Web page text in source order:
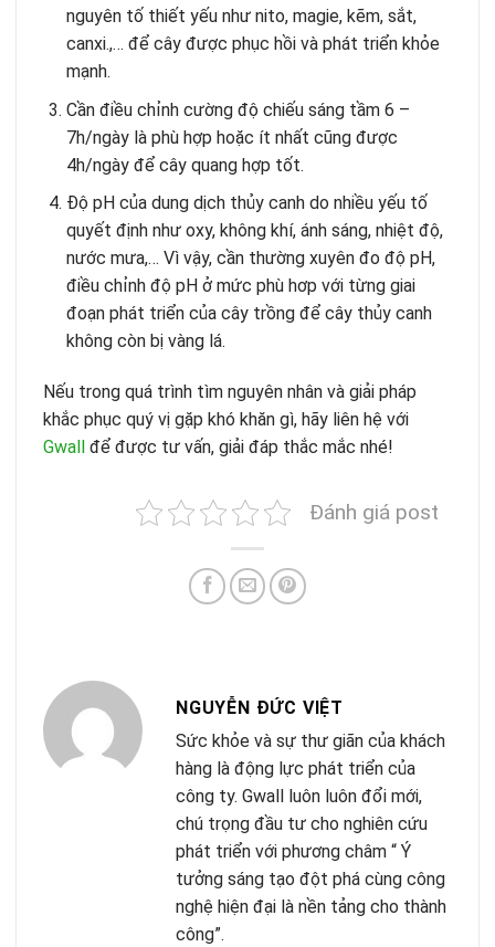
nguyên tố thiết yếu như nito, magie, kẽm, sắt,
canxi.,… để cây được phục hồi và phát triển khỏe
mạnh.
Cần điều chỉnh cường độ chiếu sáng tầm 6 –
7h/ngày là phù hợp hoặc ít nhất cũng được
4h/ngày để cây quang hợp tốt.
Độ pH của dung dịch thủy canh do nhiều yếu tố
quyết định như oxy, không khí, ánh sáng, nhiệt độ,
nước mưa,… Vì vậy, cần thường xuyên đo độ pH,
điều chỉnh độ pH ở mức phù hơp với từng giai
đoạn phát triển của cây trồng để cây thủy canh
không còn bị vàng lá.
Nếu trong quá trình tìm nguyên nhân và giải pháp
khắc phục quý vị gặp khó khăn gì, hãy liên hệ với
Gwall
để được tư vấn, giải đáp thắc mắc nhé!
Đánh giá post
NGUYỄN ĐỨC VIỆT
Sức khỏe và sự thư giãn của khách
hàng là động lực phát triển của
công ty. Gwall luôn luôn đổi mới,
chú trọng đầu tư cho nghiên cứu
phát triển với phương châm “ Ý
tưởng sáng tạo đột phá cùng công
nghệ hiện đại là nền tảng cho thành
công”.